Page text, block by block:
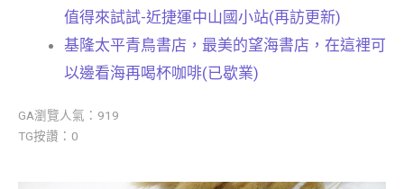
值得來試試-近捷運中山國小站(再訪更新)
基隆太平青鳥書店，最美的望海書店，在這裡可
以邊看海再喝杯咖啡(已歇業)
GA瀏覽人氣：919
TG按讚：0